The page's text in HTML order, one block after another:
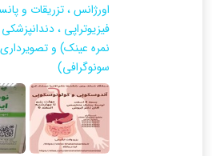
اورژانس ، تزریقات و
فیزیوتراپی ،
نمره عینک) و
سونوگرافی)